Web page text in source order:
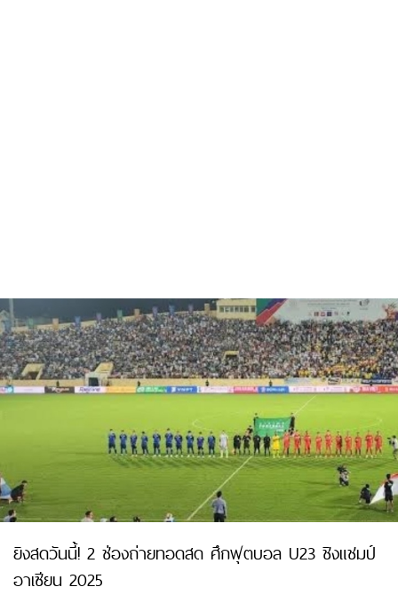
ยิงสดวันนี้! 2 ช่องถ่ายทอดสด ศึกฟุตบอล U23 ชิงแชมป์
อาเซียน 2025